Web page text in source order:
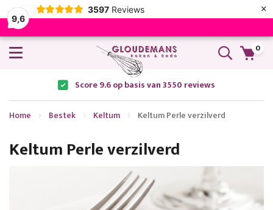
9,6
3597 Reviews ×
0
Score 9.6 op basis van 3550 reviews
Home Bestek Keltum Keltum Perle verzilverd
Keltum Perle verzilverd